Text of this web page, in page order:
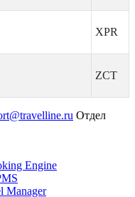
XPR
ZCT
Отдел
Engine
Manager